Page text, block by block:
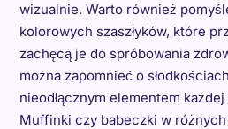
wizualnie. Warto również
kolorowych szaszłyków, które
zachęcą je do spróbowania
można zapomnieć o
nieodłącznym elementem
Muffinki czy babeczki w różnych